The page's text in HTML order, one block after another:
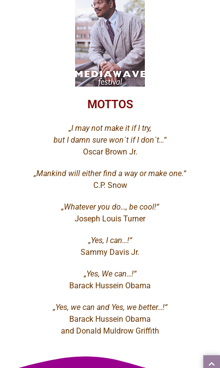
MOTTOS
„I may not make it if I try,
but I damn sure won´t if I don´t…“
Oscar Brown Jr.
„Mankind will either find a way or make one.“
C.P. Snow
„Whatever you do…, be cool!“
Joseph Louis Turner
„Yes, I can…!“
Sammy Davis Jr.
„Yes, We can…!“
Barack Hussein Obama
„Yes, we can and Yes, we better…!“
Barack Hussein Obama
and Donald Muldrow Griffith